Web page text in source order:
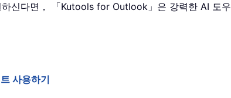
신다면， 「Kutools for Outlook」은 강력한 AI 도
사용하기